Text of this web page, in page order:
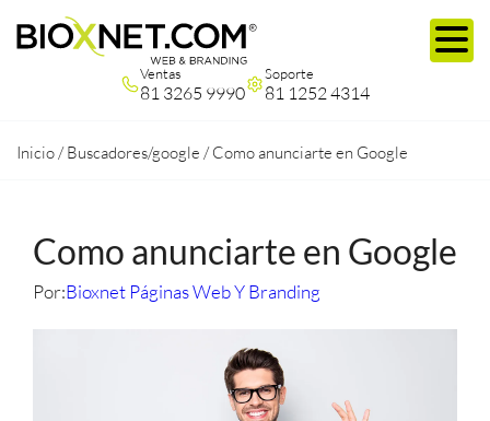
Ventas
81 3265 9990
Soporte
81 1252 4314
Inicio /Buscadores/google /Como anunciarte en Google
Como anunciarte en Google
Por:Bioxnet Páginas Web Y Branding